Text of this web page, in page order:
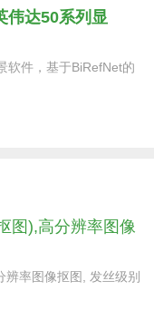
伟达50系列显
软件，基于BiRefNet的
图),高分辨率图像
率图像抠图, 发丝级别